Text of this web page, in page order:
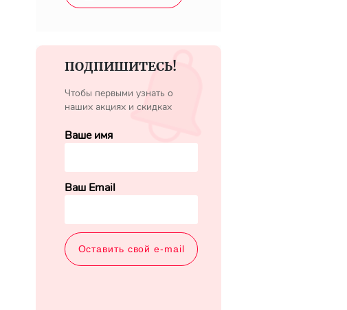
ПОДПИШИТЕСЬ!
Чтобы первыми узнать о
наших акциях и скидках
Ваше имя
Ваш Email